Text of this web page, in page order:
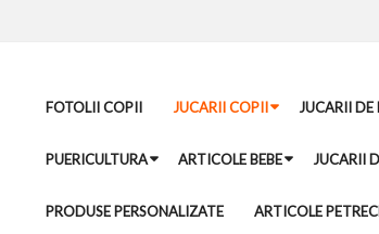
FOTOLII COPII JUCARII COPII JUCARII DE
PUERICULTURA ARTICOLE BEBE JUCARII
PRODUSE PERSONALIZATE ARTICOLE